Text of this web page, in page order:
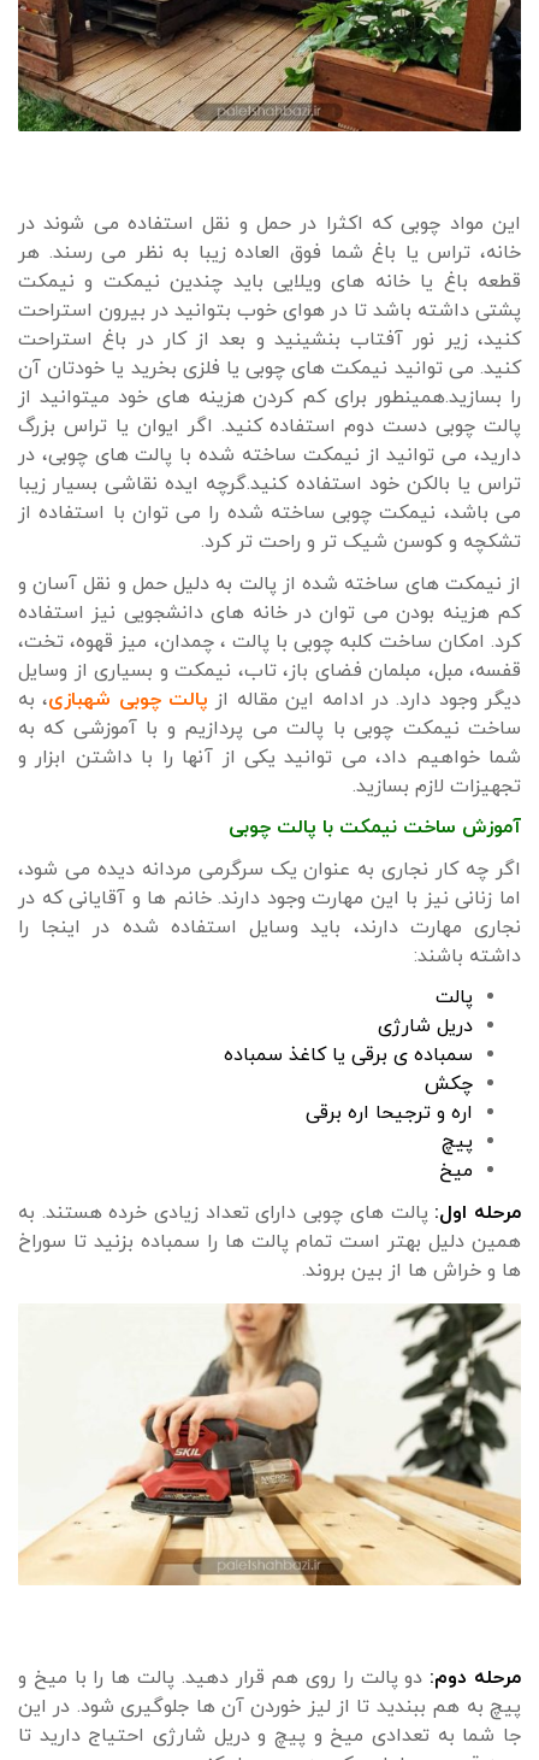
این مواد چوبی که اکثرا در حمل و نقل استفاده می شوند در
خانه، تراس یا باغ شما فوق العاده زیبا به نظر می رسند. هر
قطعه باغ یا خانه های ویلایی باید چندین نیمکت و نیمکت
پشتی داشته باشد تا در هوای خوب بتوانید در بیرون استراحت
کنید، زیر نور آفتاب بنشینید و بعد از کار در باغ استراحت
کنید. می توانید نیمکت های چوبی یا فلزی بخرید یا خودتان آن
را بسازید.همینطور برای کم کردن هزینه های خود میتوانید از
پالت چوبی دست دوم استفاده کنید. اگر ایوان یا تراس بزرگ
دارید، می توانید از نیمکت ساخته شده با پالت های چوبی، در
تراس یا بالکن خود استفاده کنید.گرچه ایده نقاشی بسیار زیبا
می باشد، نیمکت چوبی ساخته شده را می توان با استفاده از
تشکچه و کوسن شیک تر و راحت تر کرد.
از نیمکت های ساخته شده از پالت به دلیل حمل و نقل آسان و
کم هزینه بودن می توان در خانه های دانشجویی نیز استفاده
کرد. امکان ساخت کلبه چوبی با پالت ، چمدان، میز قهوه، تخت،
قفسه، مبل، مبلمان فضای باز، تاب، نیمکت و بسیاری از وسایل
دیگر وجود دارد. در ادامه این مقاله از پالت چوبی شهبازی، به
ساخت نیمکت چوبی با پالت می پردازیم و با آموزشی که به
شما خواهیم داد، می توانید یکی از آنها را با داشتن ابزار و
تجهیزات لازم بسازید.
آموزش ساخت نیمکت با پالت چوبی
اگر چه کار نجاری به عنوان یک سرگرمی مردانه دیده می شود،
اما زنانی نیز با این مهارت وجود دارند. خانم ها و آقایانی که در
نجاری مهارت دارند، باید وسایل استفاده شده در اینجا را
داشته باشند:
پالت
دریل شارژی
سمباده ی برقی یا کاغذ سمباده
چکش
اره و ترجیحا اره برقی
پیچ
میخ
مرحله اول: پالت های چوبی دارای تعداد زیادی خرده هستند. به
همین دلیل بهتر است تمام پالت ها را سمباده بزنید تا سوراخ
ها و خراش ها از بین بروند.
مرحله دوم: دو پالت را روی هم قرار دهید. پالت ها را با میخ و
پیچ به هم ببندید تا از لیز خوردن آن ها جلوگیری شود. در این
جا شما به تعدادی میخ و پیچ و دریل شارژی احتیاج دارید تا